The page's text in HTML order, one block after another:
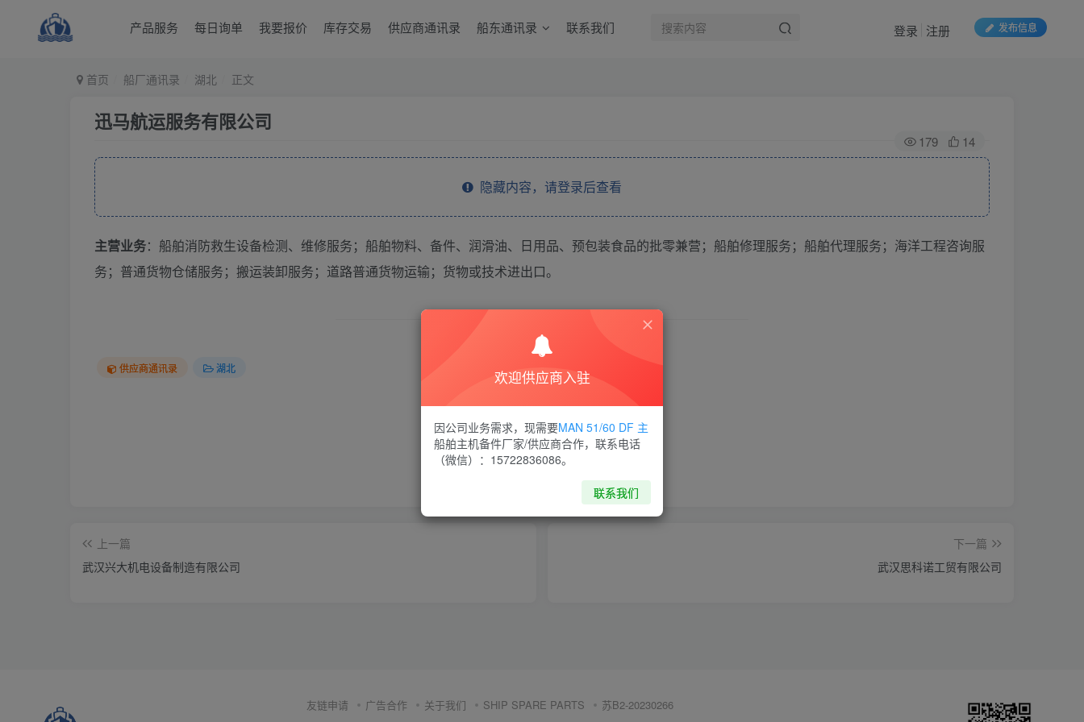
产品服务 每日询单 我要报价 库存交易 供应商通讯录 船东通讯录 联系我们 发布信息
登录 注册
首页 船厂通讯录 湖北 正文
迅马航运服务有限公司
179 14
隐藏内容，请登录后查看
主营业务：船舶消防救生设备检测、维修服务；船舶物料、备件、润滑油、日用品、预包装食品的批零兼营；船舶修理服务；船舶代理服务；海洋工程咨询服
务；普通货物仓储服务；搬运装卸服务；道路普通货物运输；货物或技术进出口。
供应商通讯录 湖北
收藏
上一篇
武汉兴大机电设备制造有限公司
下一篇
武汉思科诺工贸有限公司
友链申请 广告合作 关于我们 SHIP SPARE PARTS 苏B2-20230266
欢迎供应商入驻
因公司业务需求，现需要MAN 51/60 DF 主
船舶主机备件厂家/供应商合作，联系电话
（微信）：15722836086。
联系我们